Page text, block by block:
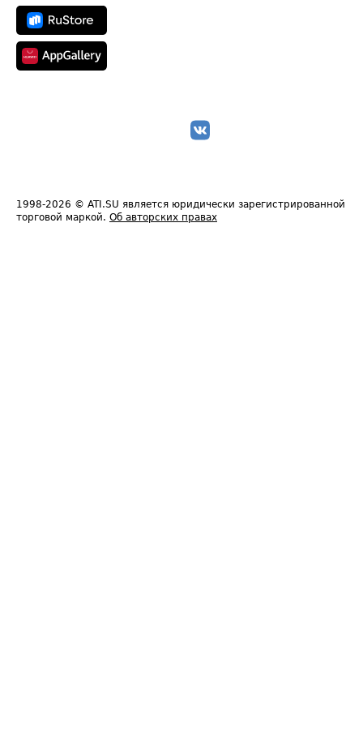
1998-2026 © ATI.SU является юридически зарегистрированной
торговой маркой. Об авторских правах